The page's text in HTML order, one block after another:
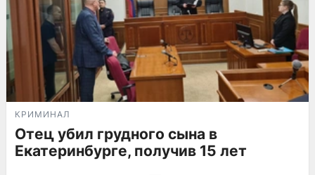
КРИМИНАЛ
Отец убил грудного сына в
Екатеринбурге, получив 15 лет